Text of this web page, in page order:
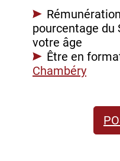
pourcentage du
votre âge
Être en
Chambéry